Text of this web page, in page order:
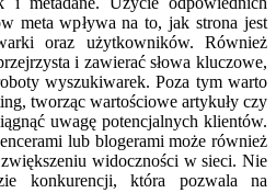
meta wpływa na to, jak strona jest
oraz użytkowników. Również
i zawierać słowa kluczowe,
wyszukiwarek. Poza tym warto
tworząc wartościowe artykuły czy
uwagę potencjalnych klientów.
lub blogerami może również
widoczności w sieci. Nie
konkurencji, która pozwala na